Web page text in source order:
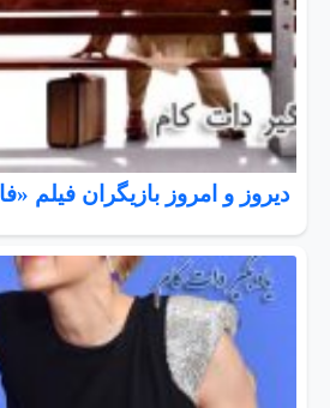
دیروز و امروز بازیگران فیلم